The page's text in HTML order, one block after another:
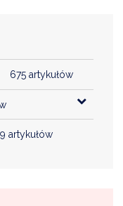
675 artykułów
artykułów